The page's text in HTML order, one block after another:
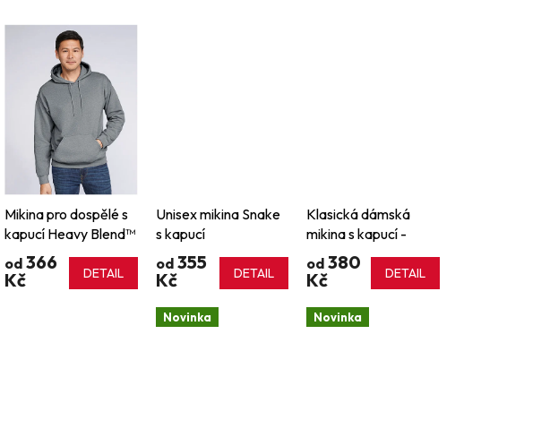
Mikina pro dospělé s
kapucí Heavy Blend™
od 366
Kč
DETAIL
Unisex mikina Snake
s kapucí
od355
Kč
DETAIL
Klasická dámská
mikina s kapucí -
klokanka
od 380
Kč
DETAIL
Novinka Novinka